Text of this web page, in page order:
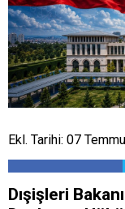
Ekl. Tarihi: 07
Dışişleri